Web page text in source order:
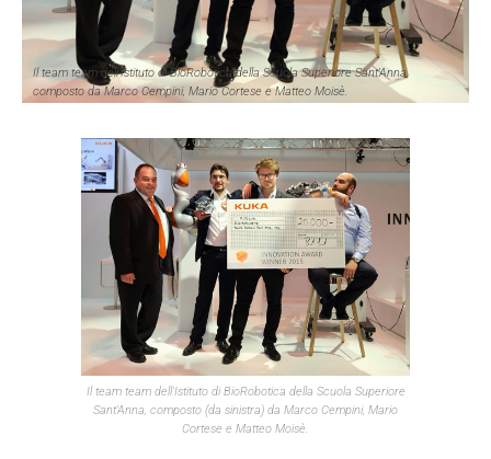
Il team team dell'Istituto di BioRobotica della Scuola Superiore Sant'Anna,
composto da Marco Cempini, Mario Cortese e Matteo Moisè.
Il team team dell'Istituto di BioRobotica della Scuola Superiore
Sant'Anna, composto (da sinistra) da Marco Cempini, Mario
Cortese e Matteo Moisè.